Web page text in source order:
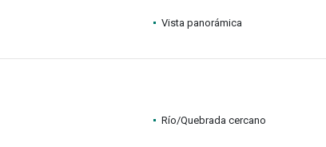
Vista panorámica
Río/Quebrada cercano